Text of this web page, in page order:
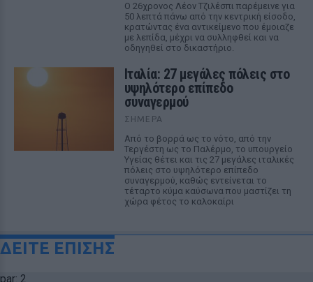
Ο 26χρονος Λέον Τζιλέσπι παρέμεινε για
50 λεπτά πάνω από την κεντρική είσοδο,
κρατώντας ένα αντικείμενο που έμοιαζε
με λεπίδα, μέχρι να συλληφθεί και να
οδηγηθεί στο δικαστήριο.
Ιταλία: 27 μεγάλες πόλεις στο
υψηλότερο επίπεδο
συναγερμού
ΣΉΜΕΡΑ
Από το βορρά ως το νότο, από την
Τεργέστη ως το Παλέρμο, το υπουργείο
Υγείας θέτει και τις 27 μεγάλες ιταλικές
πόλεις στο υψηλότερο επίπεδο
συναγερμού, καθώς εντείνεται το
τέταρτο κύμα καύσωνα που μαστίζει τη
χώρα φέτος το καλοκαίρι
ΔΕΙΤΕ ΕΠΙΣΗΣ
par: 2